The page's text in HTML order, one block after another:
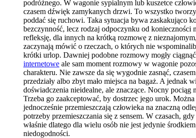
podróżnego. W wagonie sypialnym lub kuszetce
czasem dźwięk zamykanych drzwi. To wszystko
poddać się ruchowi. Taka sytuacja bywa zaskakująco
bezczynność, lecz rodzaj odpoczynku od
refleksję, dla innych na krótką rozmowę z
zaczynają mówić o rzeczach, o których nie
krótki urlop. Dawniej podobne rozmowy mogły
internetowe ale sam moment rozmowy w wagonie
charakteru. Nie zawsze da się wygodnie zasnąć,
przedziały albo zbyt mało miejsca na bagaż. A jednak
doświadczenia nieidealne, ale znaczące. Nocny
Trzeba go zaakceptować, by dostrzec jego urok.
jednocześnie przemieszczają człowieka na znaczną
potrzeby przemieszczania się z sensem. W czasach,
właśnie dlatego dla wielu osób nie jest jedynie
niedogodności.